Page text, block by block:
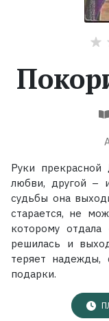
Жанры
Коллекции
Руки
любви, другой –
судьбы она
старается, не
которому
решилась и
теряет надежды,
подарки.